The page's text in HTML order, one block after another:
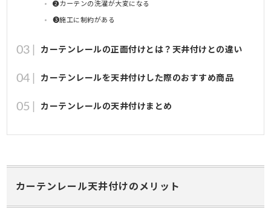
➋カーテンの洗濯が大変になる
➌施工に制約がある
カーテンレールの正面付けとは？天井付けとの違い
カーテンレールを天井付けした際のおすすめ商品
カーテンレールの天井付けまとめ
カーテンレール天井付けのメリット